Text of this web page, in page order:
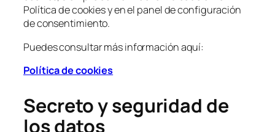
Política de cookies y en el panel de configuración
de consentimiento.
Puedes consultar más información aquí:
Política de cookies
Secreto y seguridad de
los datos